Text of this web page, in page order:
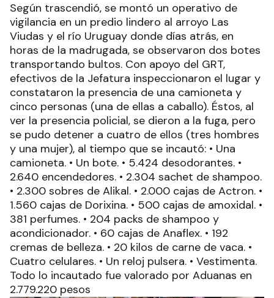
Según trascendió, se montó un operativo de
vigilancia en un predio lindero al arroyo Las
Viudas y el río Uruguay donde días atrás, en
horas de la madrugada, se observaron dos botes
transportando bultos. Con apoyo del GRT,
efectivos de la Jefatura inspeccionaron el lugar y
constataron la presencia de una camioneta y
cinco personas (una de ellas a caballo). Éstos, al
ver la presencia policial, se dieron a la fuga, pero
se pudo detener a cuatro de ellos (tres hombres
y una mujer), al tiempo que se incautó: • Una
camioneta. • Un bote. • 5.424 desodorantes. •
2.640 encendedores. • 2.304 sachet de shampoo.
• 2.300 sobres de Alikal. • 2.000 cajas de Actron. •
1.560 cajas de Dorixina. • 500 cajas de amoxidal. •
381 perfumes. • 204 packs de shampoo y
acondicionador. • 60 cajas de Anaflex. • 192
cremas de belleza. • 20 kilos de carne de vaca. •
Cuatro celulares. • Un reloj pulsera. • Vestimenta.
Todo lo incautado fue valorado por Aduanas en
2.779.220 pesos